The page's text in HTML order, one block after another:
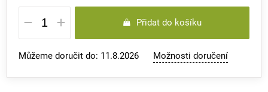
Měrná
cena:
Přidat do košíku
Můžeme doručit do: 11.8.2026 Možnosti doručení